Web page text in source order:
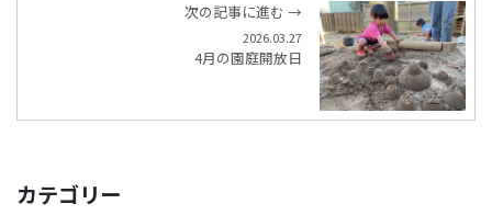
次の記事に進む →
2026.03.27
4月の園庭開放日
カテゴリー